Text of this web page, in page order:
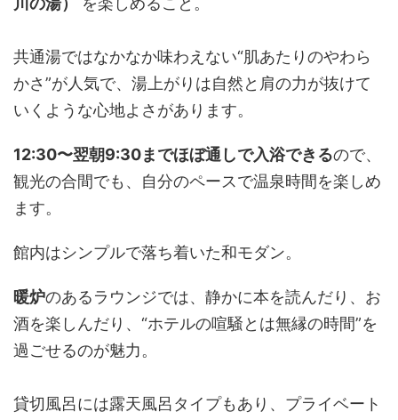
共通湯ではなかなか味わえない“肌あたりのやわら
かさ”が人気で、湯上がりは自然と肩の力が抜けて
いくような心地よさがあります。
12:30〜翌朝9:30までほぼ通しで入浴できるので、
観光の合間でも、自分のペースで温泉時間を楽しめ
ます。
館内はシンプルで落ち着いた和モダン。
暖炉のあるラウンジでは、静かに本を読んだり、お
酒を楽しんだり、“ホテルの喧騒とは無縁の時間”を
過ごせるのが魅力。
貸切風呂には露天風呂タイプもあり、プライベート